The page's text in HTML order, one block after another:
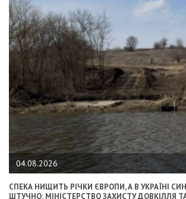
04.08.2026
СПЕКА НИЩИТЬ РІЧКИ ЄВРОПИ, А В УКРАЇНІ
ШТУЧНО: МІНІСТЕРСТВО ЗАХИСТУ ДОВКІЛЛЯ